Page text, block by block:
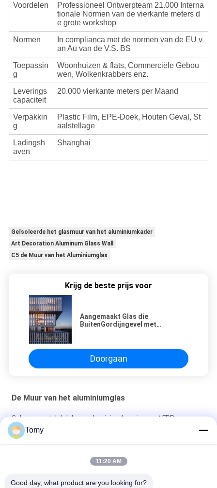
Voordelen
Professioneel Ontwerpteam 21.000 Interna
tionale Normen van de vierkante meters d
e grote workshop
Normen
In complianca met de normen van de EU v
an Au van de V.S. BS
Toepassin
g
Woonhuizen & flats, Commerciële Gebou
wen, Wolkenkrabbers enz.
Leverings
capaciteit
20.000 vierkante meters per Maand
Verpakkin
g
Plastic Film, EPE-Doek, Houten Geval, St
aalstellage
Ladingsh
aven
Shanghai
Geïsoleerde het glasmuur van het aluminiumkader
Art Decoration Aluminum Glass Wall
C5 de Muur van het Aluminiumglas
Krijg de beste prijs voor
Aangemaakt Glas die
BuitenGordijngevel met
Doorgaan
De Muur van het aluminiumglas
Gebouw met dakdak van aluminiumlegering met FRP-
vezelplaat glazen dakraam
Energiezuinige glazen gordijnwandfasadesystemen
Aangepast de Luifelvenster van de Aluminiumjaloezie voor
Tomy
11:20 AM
Good day, what product are you looking for?